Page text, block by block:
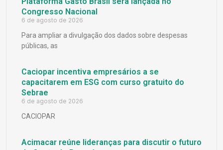
Congresso Nacional
6 de agosto de 2026
Para ampliar a divulgação dos dados sobre despesas
públicas, as
Caciopar incentiva empresários a se
capacitarem em ESG com curso gratuito do
Sebrae
6 de agosto de 2026
CACIOPAR
Acimacar reúne lideranças para discutir o futuro